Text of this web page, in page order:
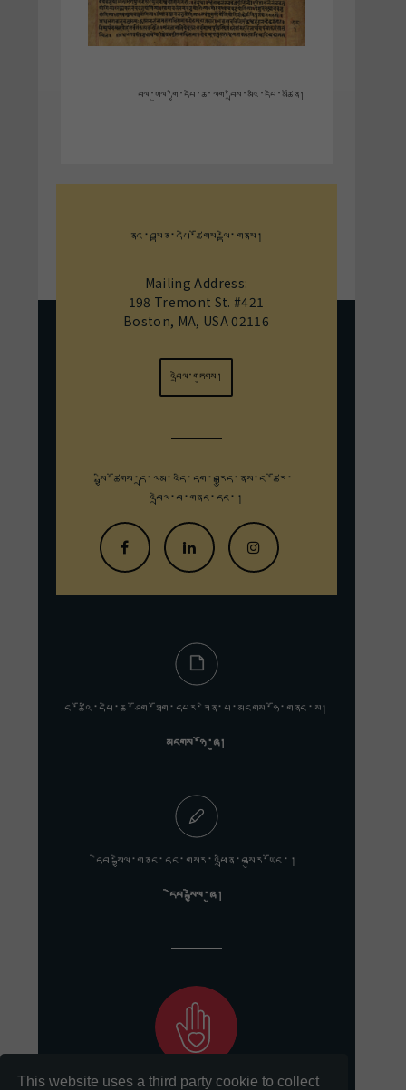
This website uses a third party cookie to collect
བལ་ཡུལ་གྱི་དཔེ་ཆ་ལག་བྲིས་མའི་དཔེ་མཚོན།
ནང་བསྟན་དཔེ་ཚོགས་ལྟེ་གནས།
Mailing Address:
198 Tremont St. #421
Boston, MA, USA 02116
འབྲེལ་གཏུགས།
སྤྱི་ཚོགས་དྲ་ལམ་འདི་དག་བརྒྱུད་ ནས་ང་ཚོར་
འབྲེལ་བ་གནང་དང་།
ང་ཚོའི་དཔེ་ཆ་ཤོག་ཐོག་དཔར་ཟིན་པ་མངགས་ཉོ་གནང་ས།
མངགས་ཉོ་ཞུ།
དེབ་སྐྱེལ་གནང་དང་གསར་འཕྲིན་བསྐུར་ཡོང་།
དེབ་སྐྱེལ་ཞུ།